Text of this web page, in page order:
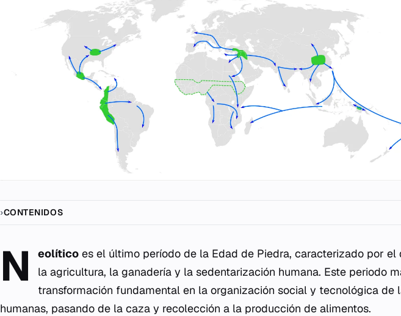
CONTENIDOS
N eolítico es el último período de la Edad de Piedra, caracterizado por el
la agricultura, la ganadería y la sedentarización humana. Este periodo
transformación fundamental en la organización social y tecnológica de
humanas, pasando de la caza y recolección a la producción de alimentos.